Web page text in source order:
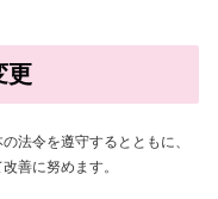
更
法令を遵守するとともに、
善に努めます。